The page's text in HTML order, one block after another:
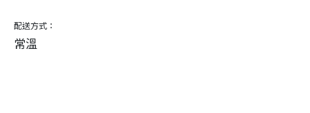
配送方式：
常溫